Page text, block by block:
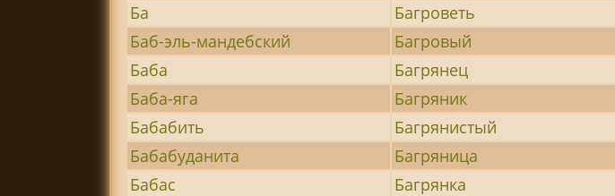
Ба
Багроветь
Баб-эль-мандебский
Багровый
Баба
Багрянец
Баба-яга
Багряник
Бабабить
Багрянистый
Бабабуданита
Багряница
Бабас
Багрянка